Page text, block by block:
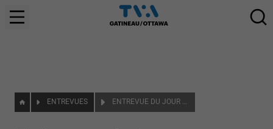
ENTREVUES ENTREVUE DU JOUR – COPROPRIÉTÉS : QUÉBEC IMPOSE UN NOUVEAU CADRE PLUS STRICT